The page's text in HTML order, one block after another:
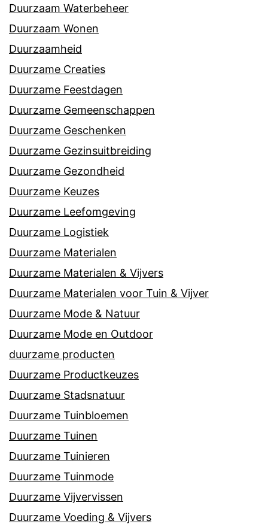
Duurzaam Waterbeheer
Duurzaam Wonen
Duurzaamheid
Duurzame Creaties
Duurzame Feestdagen
Duurzame Gemeenschappen
Duurzame Geschenken
Duurzame Gezinsuitbreiding
Duurzame Gezondheid
Duurzame Keuzes
Duurzame Leefomgeving
Duurzame Logistiek
Duurzame Materialen
Duurzame Materialen & Vijvers
Duurzame Materialen voor Tuin & Vijver
Duurzame Mode & Natuur
Duurzame Mode en Outdoor
duurzame producten
Duurzame Productkeuzes
Duurzame Stadsnatuur
Duurzame Tuinbloemen
Duurzame Tuinen
Duurzame Tuinieren
Duurzame Tuinmode
Duurzame Vijvervissen
Duurzame Voeding & Vijvers